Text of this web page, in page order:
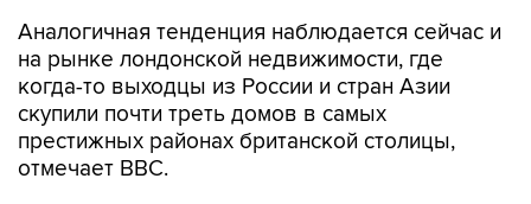
Аналогичная тенденция наблюдается сейчас и
на рынке лондонской недвижимости, где
когда-то выходцы из России и стран Азии
скупили почти треть домов в самых
престижных районах британской столицы,
отмечает BBC.